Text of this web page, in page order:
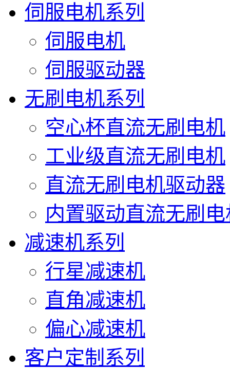
伺服电机系列
伺服电机
伺服驱动器
无刷电机系列
空心杯直流无刷电机
工业级直流无刷电机
直流无刷电机驱动器
内置驱动直流无刷电
减速机系列
行星减速机
直角减速机
偏心减速机
客户定制系列